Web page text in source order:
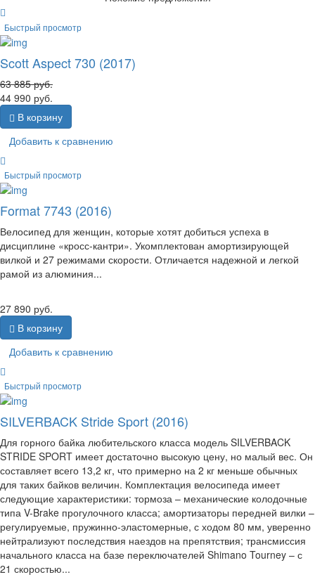
Быстрый просмотр
Scott Aspect 730 (2017)
63 885руб.
44 990 руб.
В корзину
Добавить к сравнению
Быстрый просмотр
Format 7743 (2016)
Велосипед для женщин, которые хотят добиться успеха в
дисциплине «кросс-кантри». Укомплектован амортизирующей
вилкой и 27 режимами скорости. Отличается надежной и легкой
рамой из алюминия...
27 890 руб.
В корзину
Добавить к сравнению
Быстрый просмотр
SILVERBACK Stride Sport (2016)
Для горного байка любительского класса модель SILVERBACK
STRIDE SPORT имеет достаточно высокую цену, но малый вес. Он
составляет всего 13,2 кг, что примерно на 2 кг меньше обычных
для таких байков величин. Комплектация велосипеда имеет
следующие характеристики: тормоза – механические колодочные
типа V-Brake прогулочного класса; амортизаторы передней вилки –
регулируемые, пружинно-эластомерные, с ходом 80 мм, уверенно
нейтрализуют последствия наездов на препятствия; трансмиссия
начального класса на базе переключателей Shimano Tourney – с
21 скоростью...